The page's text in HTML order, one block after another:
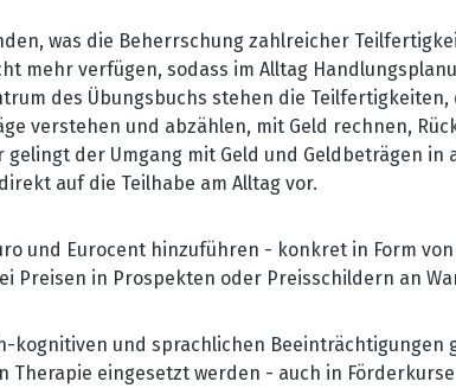
was die Beherrschung zahlreicher
mehr verfügen, sodass im Alltag
des Übungsbuchs stehen die Teilfertigkeiten,
verstehen und abzählen, mit Geld rechnen,
der Umgang mit Geld und Geldbeträgen in
auf die Teilhabe am Alltag vor.
und Eurocent hinzuführen - konkret in Form
Preisen in Prospekten oder Preisschildern an
kognitiven und sprachlichen Beeinträchtigungen
eingesetzt werden - auch in